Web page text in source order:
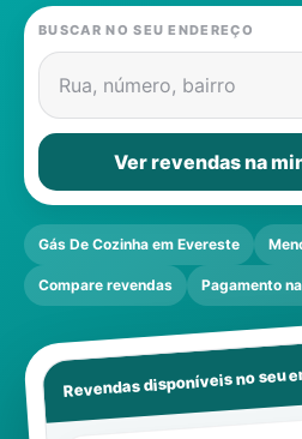
Gás
Contatos
BUSCAR NO SEU ENDEREÇO
Rua, número, bairro
Ver revendas na
Gás De Cozinha em Evereste
Compare revendas Pagamento
Revendas disponíveis no seu